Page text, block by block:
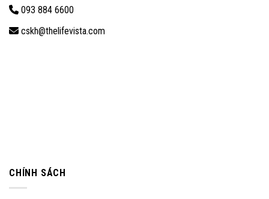
093 884 6600
cskh@thelifevista.com
CHÍNH SÁCH